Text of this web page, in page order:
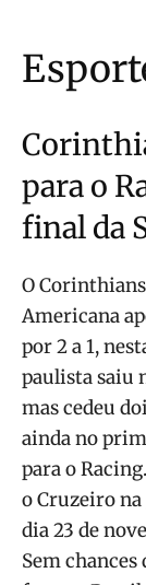
para o
final da
O
Americana
por 2 a 1,
paulista saiu
mas cedeu
ainda no
para o
o Cruzeiro
dia 23 de
Sem